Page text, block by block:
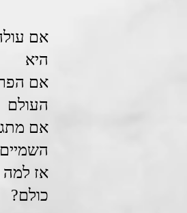
אם
היא
אם
העולם
אם
השמיים
אז למה
כולם?